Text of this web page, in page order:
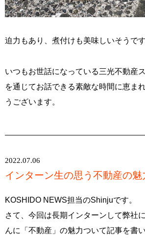
迫力もあり、煮付けも美味しいそうです
いつもお世話になっている三光不動産
を通じてお話できる素敵な時間に恵ま
うございます。
2022.07.06
インターン生の思う不動産の魅
KOSHIDO NEWS担当のShinjuです。
さて、今回は長期インターンして弊社
んに「不動産」の魅力ついて記事を書